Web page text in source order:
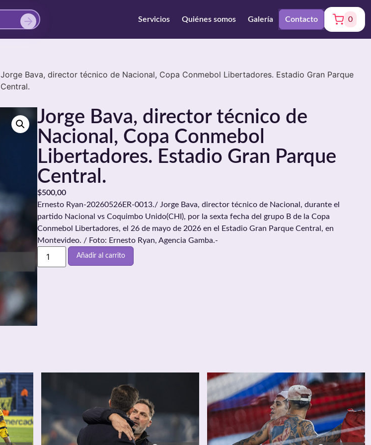
Servicios Quiénes somos Galería Contacto 0
Jorge Bava, director técnico de Nacional, Copa Conmebol Libertadores. Estadio Gran Parque
Central.
Jorge Bava, director técnico de
Nacional, Copa Conmebol
Libertadores. Estadio Gran Parque
Central.
$500,00
Ernesto Ryan-20260526ER-0013./ Jorge Bava, director técnico de Nacional, durante el
partido Nacional vs Coquimbo Unido(CHI), por la sexta fecha del grupo B de la Copa
Conmebol Libertadores, el 26 de mayo de 2026 en el Estadio Gran Parque Central, en
Montevideo. / Foto: Ernesto Ryan, Agencia Gamba.-
Añadir al carrito